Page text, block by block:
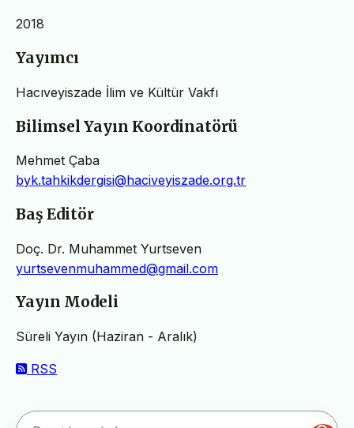
2018
Yayımcı
Hacıveyiszade İlim ve Kültür Vakfı
Bilimsel Yayın Koordinatörü
Mehmet Çaba
byk.tahkikdergisi@haciveyiszade.org.tr
Baş Editör
Doç. Dr. Muhammet Yurtseven
yurtsevenmuhammed@gmail.com
Yayın Modeli
Süreli Yayın (Haziran - Aralık)
RSS